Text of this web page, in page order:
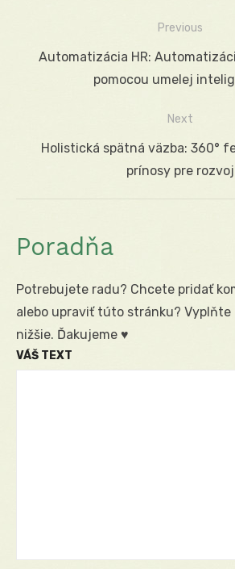
Navigácia
Previous
Previous
Automatizácia HR:
pomocou umelej
Next
NextHolistická spätná väzba: 360°
prínosy pre rozvoj
Poradňa
Potrebujete radu? Chcete pridať
alebo upraviť túto stránku?
nižšie. Ďakujeme ♥
VÁŠ TEXT